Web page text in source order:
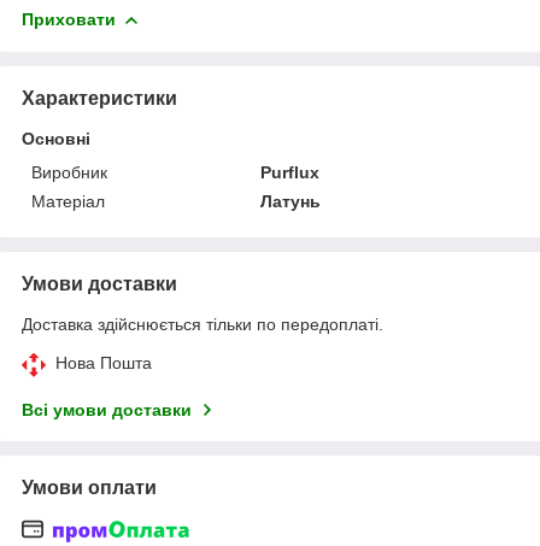
Приховати
Характеристики
Основні
Виробник
Purflux
Матеріал
Латунь
Умови доставки
Доставка здійснюється тільки по передоплаті.
Нова Пошта
Всі умови доставки
Умови оплати